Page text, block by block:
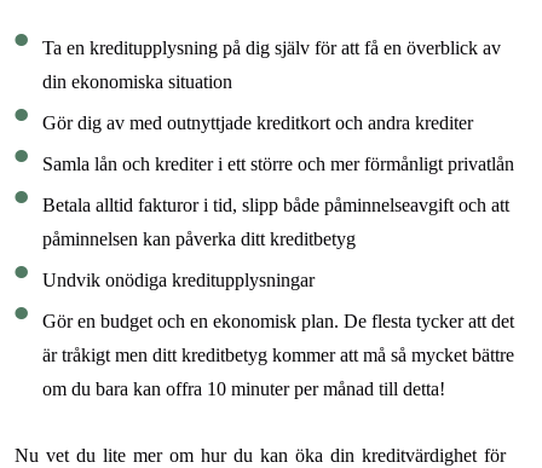
Ta en kreditupplysning på dig själv för att få en överblick av
din ekonomiska situation
Gör dig av med outnyttjade kreditkort och andra krediter
Samla lån och krediter i ett större och mer förmånligt privatlån
Betala alltid fakturor i tid, slipp både påminnelseavgift och att
påminnelsen kan påverka ditt kreditbetyg
Undvik onödiga kreditupplysningar
Gör en budget och en ekonomisk plan. De flesta tycker att det
är tråkigt men ditt kreditbetyg kommer att må så mycket bättre
om du bara kan offra 10 minuter per månad till detta!
Nu vet du lite mer om hur du kan öka din kreditvärdighet för